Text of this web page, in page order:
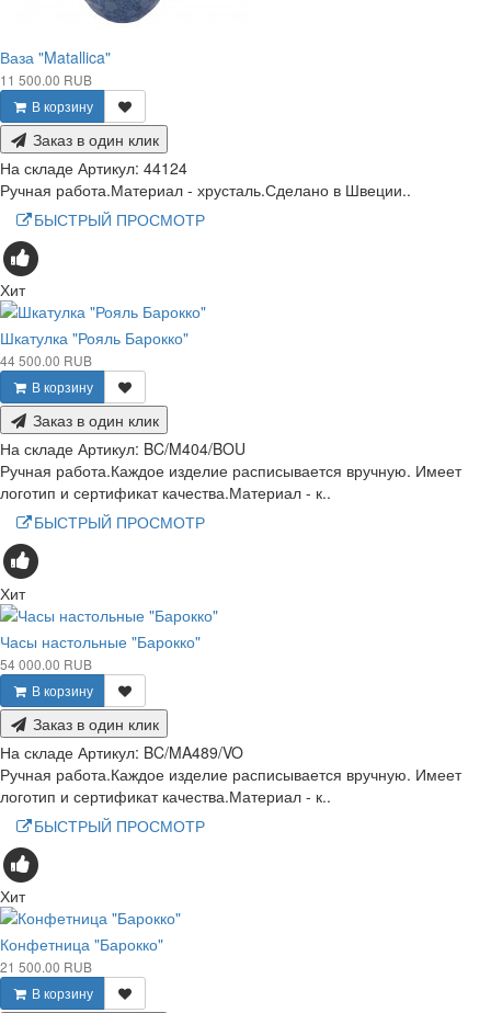
Ваза "Matallica"
11 500.00 RUB
В корзину
Заказ в один клик
На складе Артикул: 44124
Ручная работа.Материал - хрусталь.Сделано в Швеции..
БЫСТРЫЙ ПРОСМОТР
Хит
Шкатулка "Рояль Барокко"
44 500.00 RUB
В корзину
Заказ в один клик
На складе Артикул: BC/M404/BOU
Ручная работа.Каждое изделие расписывается вручную. Имеет
логотип и сертификат качества.Материал - к..
БЫСТРЫЙ ПРОСМОТР
Хит
Часы настольные "Барокко"
54 000.00 RUB
В корзину
Заказ в один клик
На складе Артикул: BC/MA489/VO
Ручная работа.Каждое изделие расписывается вручную. Имеет
логотип и сертификат качества.Материал - к..
БЫСТРЫЙ ПРОСМОТР
Хит
Конфетница "Барокко"
21 500.00 RUB
В корзину